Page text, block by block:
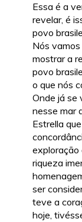
Essa é a
revelar, é
povo
Nós
mostrar a
povo
o que nós
Onde já se
nesse mar
Estrella
exploração
riqueza
ser
teve a
hoje,